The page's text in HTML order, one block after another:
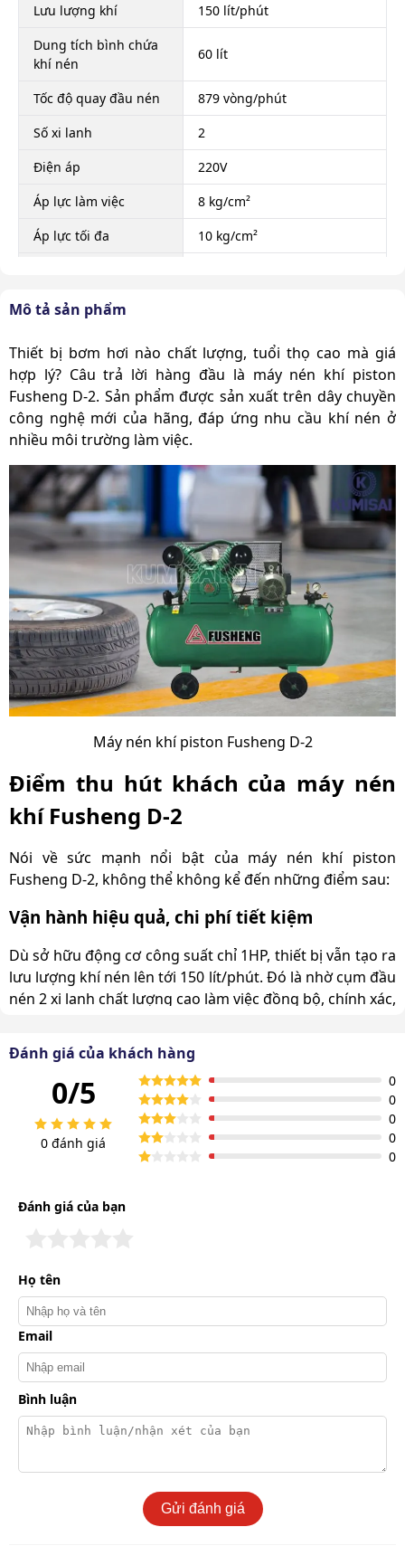
Mô tả sản phẩm
Thiết bị bơm hơi nào chất lượng, tuổi thọ cao mà giá
hợp lý? Câu trả lời hàng đầu là máy nén khí piston
Fusheng D-2. Sản phẩm được sản xuất trên dây chuyền
công nghệ mới của hãng, đáp ứng nhu cầu khí nén ở
nhiều môi trường làm việc.
Máy nén khí piston Fusheng D-2
Điểm thu hút khách của máy nén
khí Fusheng D-2
Nói về sức mạnh nổi bật của máy nén khí piston
Fusheng D-2, không thể không kể đến những điểm sau:
Vận hành hiệu quả, chi phí tiết kiệm
Dù sở hữu động cơ công suất chỉ 1HP, thiết bị vẫn tạo ra
lưu lượng khí nén lên tới 150 lít/phút. Đó là nhờ cụm đầu
nén 2 xi lanh chất lượng cao làm việc đồng bộ, chính xác,
Mô tơ máy chuyển đổi năng lượng mạnh mẽ, đầu nén
nạp đầy bình chứa nhanh nên người dùng không cần
chờ đợi lâu.
Mô tơ 1HP chuyển đổi năng lượng mạnh mẽ
Áp lực khí nén đầu ra đạt 7 - 10 bar, đủ mạnh để hoàn
Kích thước gọn gàng, dễ di chuyển, điều
Lưu lượng khí
150 lít/phút
Dung tích bình chứa
khí nén
60 lít
Tốc độ quay đầu nén
879 vòng/phút
Số xi lanh
2
Điện áp
220V
Áp lực làm việc
8 kg/cm²
Áp lực tối đa
10 kg/cm²
Trọng lượng sản
Đánh giá của khách hàng
0/5
0 đánh giá
0
0
0
0
0
Đánh giá của bạn
Họ tên
Email
Bình luận
Gửi đánh giá